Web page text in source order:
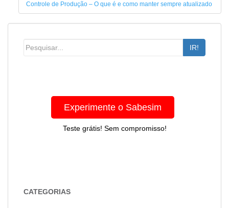
Controle de Produção – O que é e como manter sempre atualizado
IR!
Experimente o Sabesim
Teste grátis! Sem compromisso!
CATEGORIAS